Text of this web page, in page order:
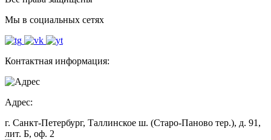
Мы в социальных сетях
Контактная информация:
Адрес:
г. Санкт-Петербург, Таллинское ш. (Старо-Паново тер.), д. 91,
лит. Б, оф. 2